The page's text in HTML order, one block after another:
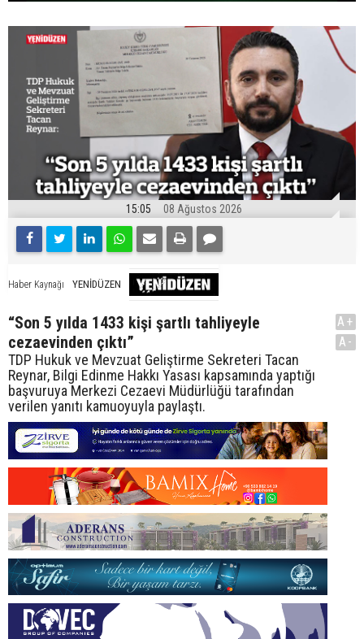
15:05 08 Ağustos 2026
Haber Kaynağı YENİDÜZEN
“Son 5 yılda 1433 kişi şartlı tahliyeyle
cezaevinden çıktı”
TDP Hukuk ve Mevzuat Geliştirme Sekreteri Tacan
Reynar, Bilgi Edinme Hakkı Yasası kapsamında yaptığı
başvuruya Merkezi Cezaevi Müdürlüğü tarafından
verilen yanıtı kamuoyuyla paylaştı.
A+
A-